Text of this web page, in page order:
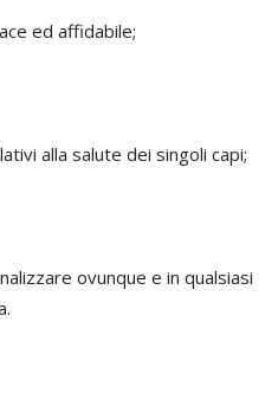
ed affidabile;
alla salute dei singoli capi;
ovunque e in qualsiasi